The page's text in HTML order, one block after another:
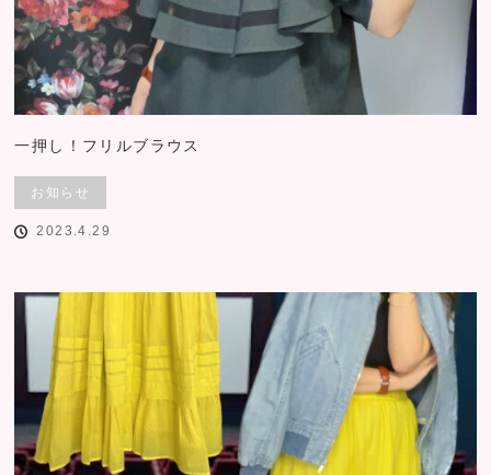
一押し！フリルブラウス
お知らせ
2023.4.29